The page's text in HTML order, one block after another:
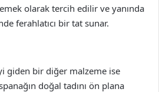
olarak tercih edilir ve yanında
ferahlatıcı bir tat sunar.
giden bir diğer malzeme ise
doğal tadını ön plana